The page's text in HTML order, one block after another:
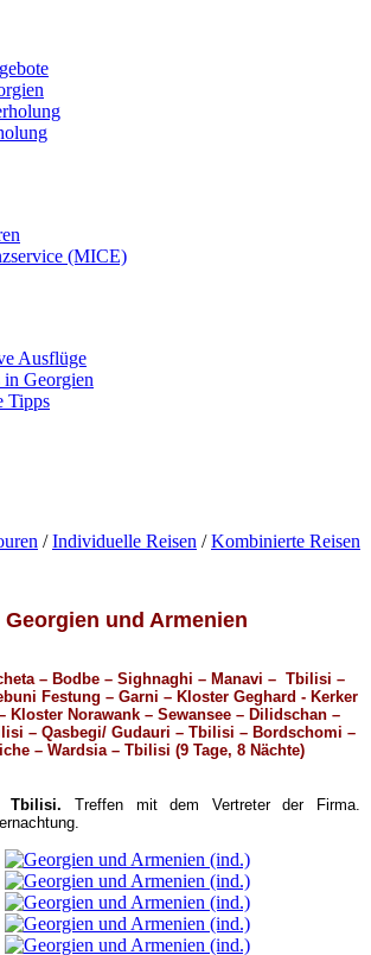
(MICE)
Ausflüge
in Georgien
Tipps
/Individuelle Reisen /Kombinierte Reisen
Georgien und Armenien
– Bodbe – Sighnaghi – Manavi – Tbilisi –
Festung – Garni – Kloster Geghard - Kerker
Kloster Norawank – Sewansee – Dilidschan –
– Qasbegi/ Gudauri – Tbilisi – Bordschomi –
– Wardsia – Tbilisi (9 Tage, 8 Nächte)
Tbilisi. Treffen mit dem Vertreter der Firma.